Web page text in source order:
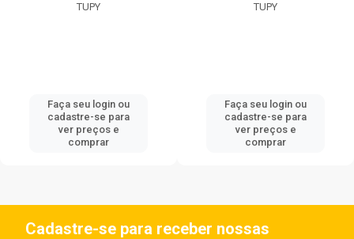
TUPY
Faça seu login ou
cadastre-se para
ver preços e
comprar
TUPY
Faça seu login ou
cadastre-se para
ver preços e
comprar
Cadastre-se para receber nossas